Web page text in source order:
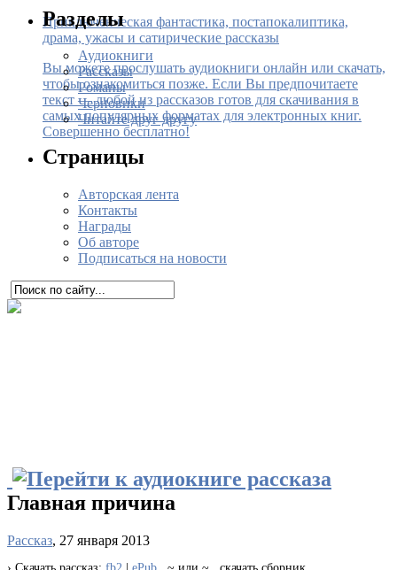
Приключенческая фантастика, постапокалиптика,
драма, ужасы и сатирические рассказы
Вы можете прослушать аудиокниги онлайн или скачать,
чтобы ознакомиться позже. Если Вы предпочитаете
текст — любой из рассказов готов для скачивания в
самых популярных форматах для электронных книг.
Совершенно бесплатно!
Разделы
Аудиокниги
Рассказы
Романы
Черновики
Читайте друг другу
Страницы
Авторская лента
Контакты
Награды
Об авторе
Подписаться на новости
Главная причина
Рассказ, 27 января 2013